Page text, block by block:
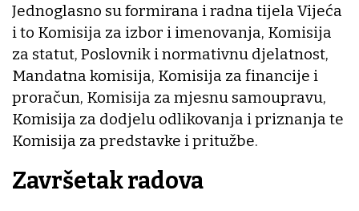
Jednoglasno su formirana i radna tijela Vijeća
i to Komisija za izbor i imenovanja, Komisija
za statut, Poslovnik i normativnu djelatnost,
Mandatna komisija, Komisija za financije i
proračun, Komisija za mjesnu samoupravu,
Komisija za dodjelu odlikovanja i priznanja te
Komisija za predstavke i pritužbe.
Završetak radova